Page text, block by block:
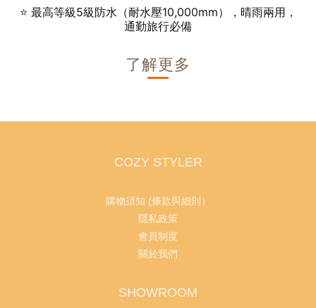
⭐ 最高等級5級防水（耐水壓10,000mm），晴雨兩用，
通勤旅行必備
了解更多
COZY STYLER
購物須知 (條款與細則）
隱私政策
會員制度
關於我們
SHOWROOM